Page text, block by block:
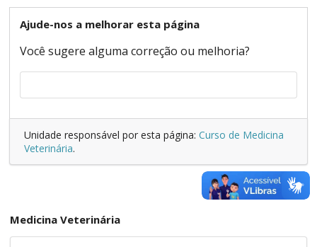
Ajude-nos a melhorar esta página
Você sugere alguma correção ou melhoria?
Unidade responsável por esta página: Curso de Medicina
Veterinária.
Medicina Veterinária